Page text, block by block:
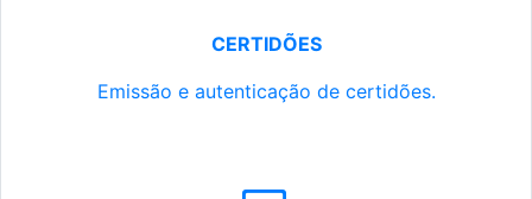
CERTIDÕES
Emissão e autenticação de certidões.